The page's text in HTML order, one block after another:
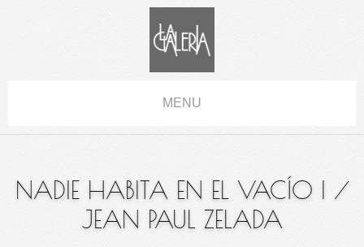
MENU
NADIE HABITA EN EL VACÍO I /
JEAN PAUL ZELADA